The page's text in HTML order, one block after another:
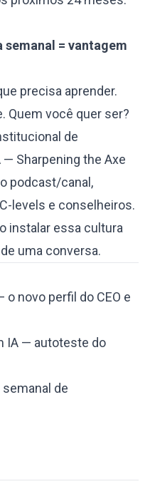
= vantagem
precisa aprender.
Quem você quer ser?
de
Sharpening the Axe
podcast/canal,
levels e conselheiros.
instalar essa cultura
uma conversa.
novo perfil do CEO e
IA — autoteste do
de